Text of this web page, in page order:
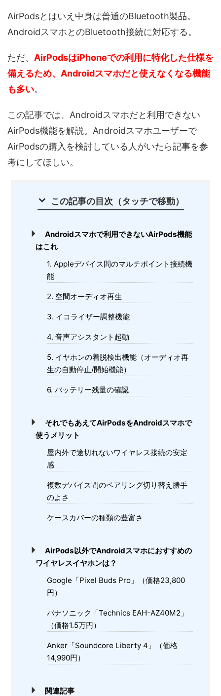
AirPodsとはいえ中身は普通のBluetooth製品。
AndroidスマホとのBluetooth接続に対応する。
ただ、 AirPodsはiPhoneでの利用に特化した仕様を
備えるため、Androidスマホだと使えなくなる機能
も多い。
この記事では、Androidスマホだと利用できない
AirPods機能を解説。Androidスマホユーザーで
AirPodsの購入を検討している人がいたら記事を参
考にしてほしい。
この記事の目次（タッチで移動）
Androidスマホで利用できないAirPods機能
はこれ
1. Appleデバイス間のマルチポイント接続機
能
2. 空間オーディオ再生
3. イコライザー調整機能
4. 音声アシスタント起動
5. イヤホンの着脱検出機能（オーディオ再
生の自動停止/開始機能）
6. バッテリー残量の確認
それでもあえてAirPodsをAndroidスマホで
使うメリット
屋内外で途切れないワイヤレス接続の安定
感
複数デバイス間のペアリング切り替え勝手
のよさ
ケースカバーの種類の豊富さ
AirPods以外でAndroidスマホにおすすめの
ワイヤレスイヤホンは？
Google「Pixel Buds Pro」（価格23,800
円）
パナソニック「Technics EAH-AZ40M2」
（価格1.5万円）
Anker「Soundcore Liberty 4」（価格
14,990円）
関連記事